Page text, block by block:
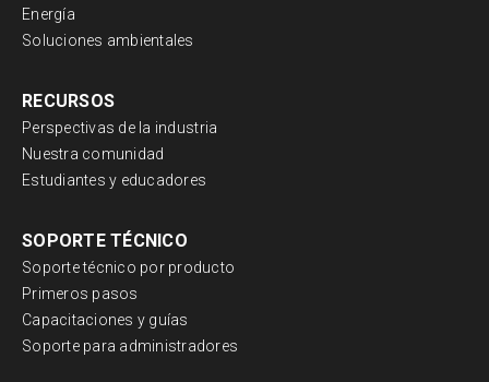
Energía
Soluciones ambientales
RECURSOS
Perspectivas de la industria
Nuestra comunidad
Estudiantes y educadores
SOPORTE TÉCNICO
Soporte técnico por producto
Primeros pasos
Capacitaciones y guías
Soporte para administradores